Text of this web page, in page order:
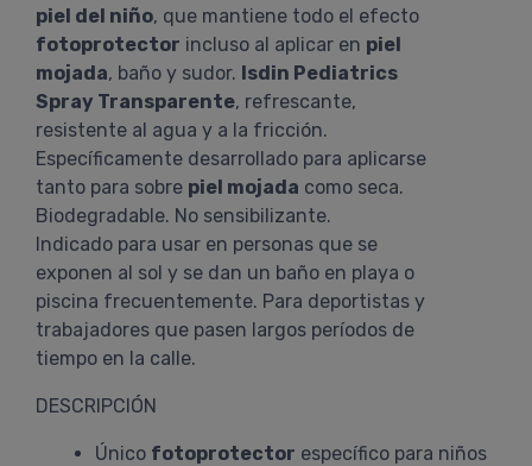
piel del niño, que mantiene todo el efecto
fotoprotector incluso al aplicar en piel
mojada, baño y sudor. Isdin Pediatrics
Spray Transparente, refrescante,
resistente al agua y a la fricción.
Específicamente desarrollado para aplicarse
tanto para sobre piel mojada como seca.
Biodegradable. No sensibilizante.
Indicado para usar en personas que se
exponen al sol y se dan un baño en playa o
piscina frecuentemente. Para deportistas y
trabajadores que pasen largos períodos de
tiempo en la calle.
DESCRIPCIÓN
Único fotoprotector específico para niños